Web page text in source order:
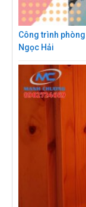
Công trình
Ngọc Hải